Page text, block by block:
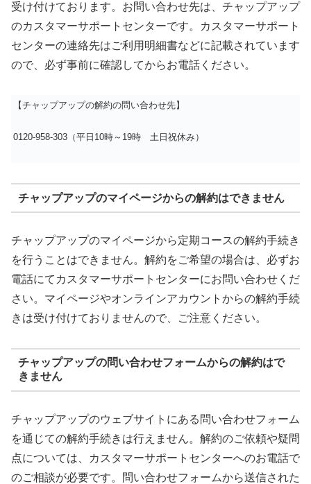
受け付けております。お問い合わせ先は、チャップアップ
のカスタマーサポートセンターです。カスタマーサポート
センターの連絡先はご利用明細書などに記載されています
ので、必ず事前に確認してからお電話ください。
【チャップアップの解約の問い合わせ先】
0120-958-303（平日10時～19時 土日祝休み）
チャップアップのマイページからの解約はできません
チャップアップのマイページから定期コースの解約手続き
を行うことはできません。解約をご希望の場合は、必ずお
電話にてカスタマーサポートセンターにお問い合わせくだ
さい。マイページやオンラインアカウントからの解約手続
きは受け付けておりませんので、ご注意ください。
チャップアップの問い合わせフォームからの解約はで
きません
チャップアップのウェブサイトにある問い合わせフォーム
を通じての解約手続きは行えません。解約のご依頼や疑問
点については、カスタマーサポートセンターへのお電話で
のご相談が必要です。問い合わせフォームから送信された